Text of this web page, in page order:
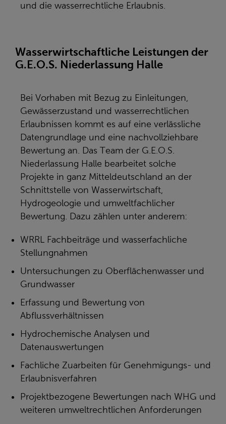
und die wasserrechtliche Erlaubnis.
Wasserwirtschaftliche Leistungen der
G.E.O.S. Niederlassung Halle
Bei Vorhaben mit Bezug zu Einleitungen,
Gewässerzustand und wasserrechtlichen
Erlaubnissen kommt es auf eine verlässliche
Datengrundlage und eine nachvollziehbare
Bewertung an. Das Team der G.E.O.S.
Niederlassung Halle bearbeitet solche
Projekte in ganz Mitteldeutschland an der
Schnittstelle von Wasserwirtschaft,
Hydrogeologie und umweltfachlicher
Bewertung. Dazu zählen unter anderem:
WRRL Fachbeiträge und wasserfachliche
Stellungnahmen
Untersuchungen zu Oberflächenwasser und
Grundwasser
Erfassung und Bewertung von
Abflussverhältnissen
Hydrochemische Analysen und
Datenauswertungen
Fachliche Zuarbeiten für Genehmigungs- und
Erlaubnisverfahren
Projektbezogene Bewertungen nach WHG und
weiteren umweltrechtlichen Anforderungen